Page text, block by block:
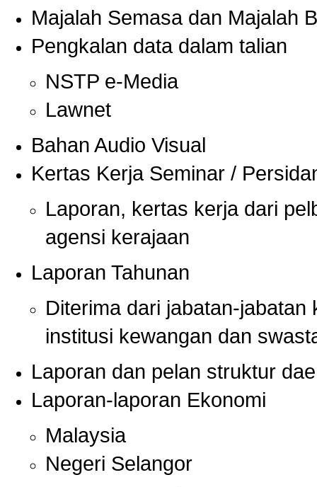
Majalah Semasa dan Majalah
Pengkalan data dalam talian
NSTP e-Media
Lawnet
Bahan Audio Visual
Kertas Kerja Seminar /
Laporan, kertas kerja dari
agensi kerajaan
Laporan Tahunan
Diterima dari jabatan-
institusi kewangan dan
Laporan dan pelan struktur
Laporan-laporan Ekonomi
Malaysia
Negeri Selangor